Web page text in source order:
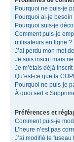
Pourquoi ne puis-je
Pourquoi ai-je besoin
Pourquoi suis-je
Comment puis-je
utilisateurs en ligne ?
J’ai perdu mon mot
Je suis inscrit mais
Je m’étais déjà
Qu’est-ce que la
Pourquoi ne puis-je
À quoi sert «
Préférences et
Comment puis-je
L’heure n’est pas
J’ai modifié le fuseau